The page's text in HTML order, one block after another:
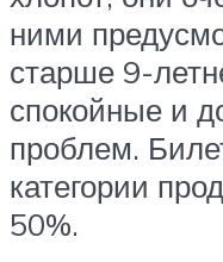
ними
старше 9-
спокойные и
проблем.
категории
50%.